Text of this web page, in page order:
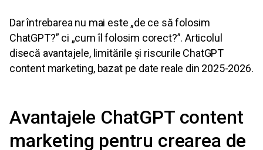
Dar întrebarea nu mai este „de ce să folosim
ChatGPT?” ci „cum îl folosim corect?”. Articolul
disecă avantajele, limitările și riscurile ChatGPT
content marketing, bazat pe date reale din 2025-2026.
Avantajele ChatGPT content
marketing pentru crearea de